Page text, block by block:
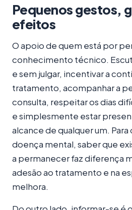
Pequenos gestos,
efeitos
O apoio de quem está por
conhecimento técnico.
e sem julgar, incentivar a
tratamento, acompanhar a
consulta, respeitar os dias
e simplesmente estar
alcance de qualquer um.
doença mental, saber que
a permanecer faz diferença
adesão ao tratamento e na
melhora.